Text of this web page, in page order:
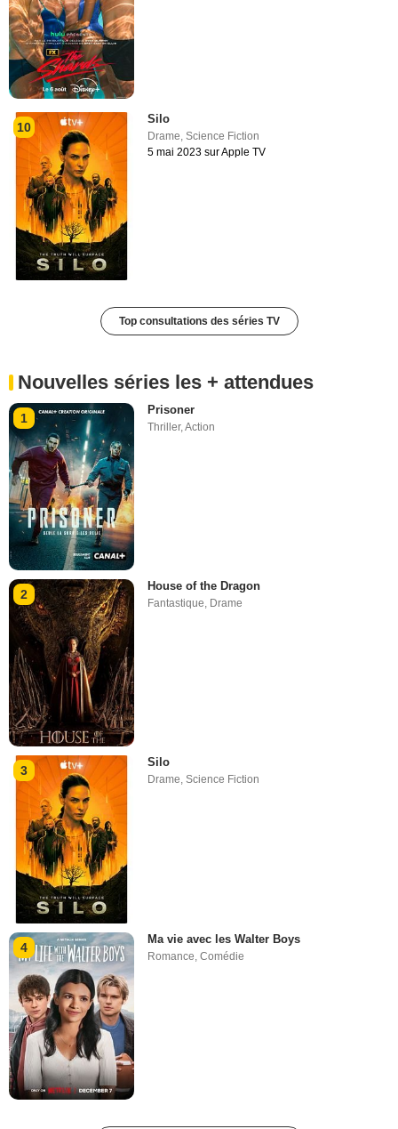
10
Silo
Drame,Science Fiction
5 mai 2023 sur Apple TV
Top consultations des séries TV
Nouvelles séries les + attendues
1
Prisoner
Thriller,Action
2
House of the Dragon
Fantastique, Drame
3
Silo
Drame,Science Fiction
4
Ma vie avec les Walter Boys
Romance ,Comédie